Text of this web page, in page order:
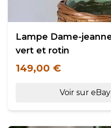
Lampe Dame-
vert et rotin
149,00 €
Voir sur